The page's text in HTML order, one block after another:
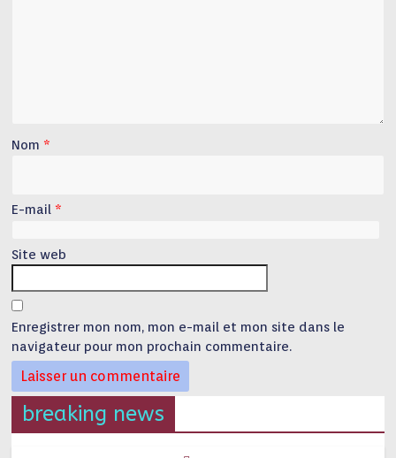
Nom *
E-mail *
Site web
Enregistrer mon nom, mon e-mail et mon site dans le
navigateur pour mon prochain commentaire.
breaking news